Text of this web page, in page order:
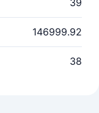
39
146999.92
38